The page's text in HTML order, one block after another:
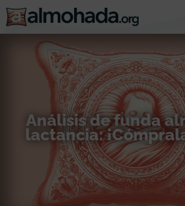
Análisis de funda
lactancia: